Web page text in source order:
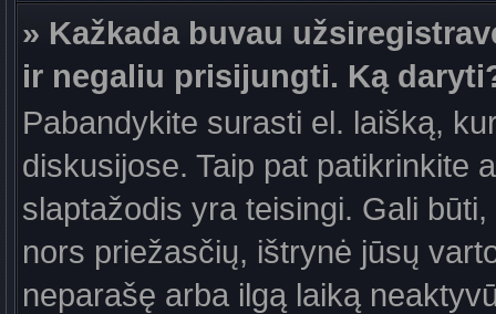
» Kažkada buvau
ir negaliu prisijungti. Ką
Pabandykite surasti el. laišką,
diskusijose. Taip pat patikrinkite
slaptažodis yra teisingi. Gali
nors priežasčių, ištrynė jūsų
neparašę arba ilgą laiką